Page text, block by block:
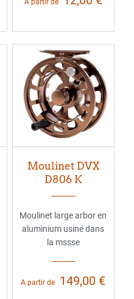
Moulinet DVX
D806 K
Moulinet large arbor en
aluminium usiné dans
la mssse
A partir de 149,00 €